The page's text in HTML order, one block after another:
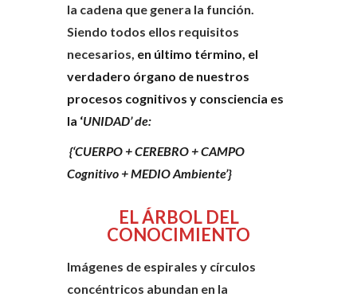
la cadena que genera la función.
Siendo todos ellos requisitos
necesarios, en último término, el
verdadero órgano de nuestros
procesos cognitivos y consciencia es
la ‘UNIDAD’ de:
{‘CUERPO + CEREBRO + CAMPO
Cognitivo + MEDIO Ambiente’}
EL ÁRBOL DEL
CONOCIMIENTO
Imágenes de espirales y círculos
concéntricos abundan en la